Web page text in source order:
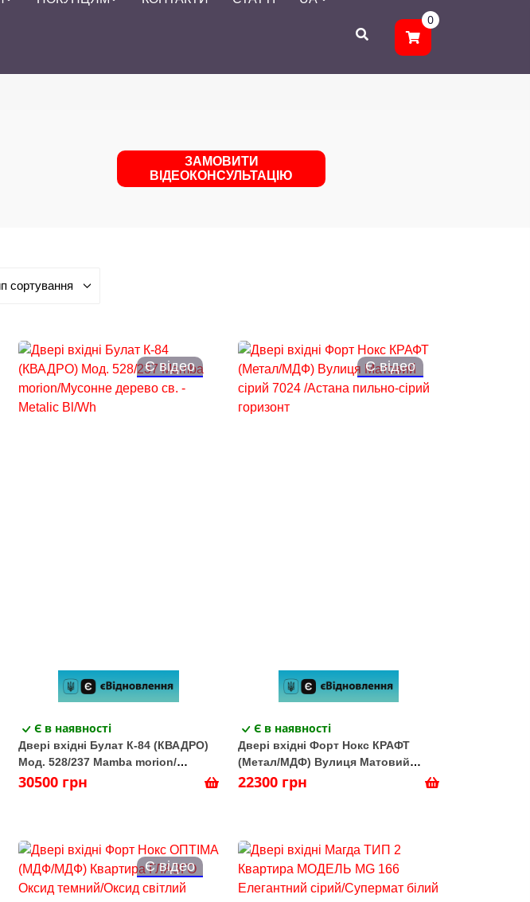
0
ЗАМОВИТИ
ВІДЕОКОНСУЛЬТАЦІЮ
Є відео
Є в наявності
Двері вхідні Булат К-84 (КВАДРО)
Мод. 528/237 Mamba morion/
Мусонне дерево св. - Metalic Bl/Wh
30500 грн
Є відео
Є в наявності
Двері вхідні Форт Нокс КРАФТ
(Метал/МДФ) Вулиця Матовий
сірий 7024 /Астана пильно-сірий
22300 грн
Є відео